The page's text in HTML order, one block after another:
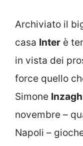
Archiviato il
casa Inter è
in vista dei
force quello
Simone
novembre –
Napoli –